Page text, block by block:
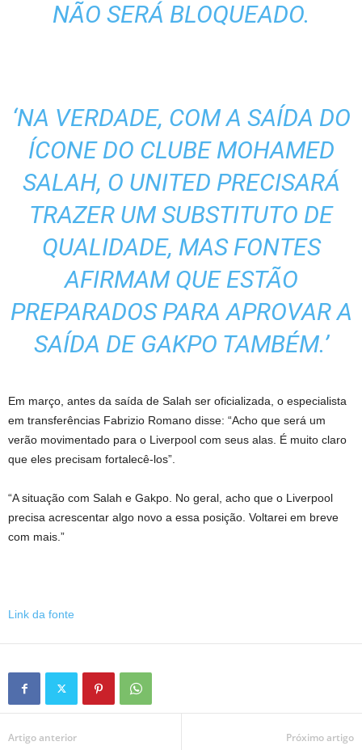
NÃO SERÁ BLOQUEADO.
‘NA VERDADE, COM A SAÍDA DO
ÍCONE DO CLUBE MOHAMED
SALAH, O UNITED PRECISARÁ
TRAZER UM SUBSTITUTO DE
QUALIDADE, MAS FONTES
AFIRMAM QUE ESTÃO
PREPARADOS PARA APROVAR A
SAÍDA DE GAKPO TAMBÉM.’
Em março, antes da saída de Salah ser oficializada, o especialista
em transferências Fabrizio Romano disse: “Acho que será um
verão movimentado para o Liverpool com seus alas. É muito claro
que eles precisam fortalecê-los”.
“A situação com Salah e Gakpo. No geral, acho que o Liverpool
precisa acrescentar algo novo a essa posição. Voltarei em breve
com mais.”
Link da fonte
Artigo anterior Próximo artigo